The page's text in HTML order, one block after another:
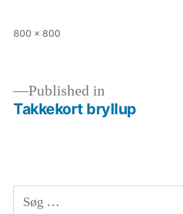
Full
800 × 800
Indlægsnavigation
Published in
Takkekort bryllup
Søg